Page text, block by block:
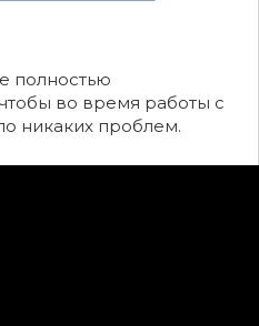
полностью
во время работы с
никаких проблем.